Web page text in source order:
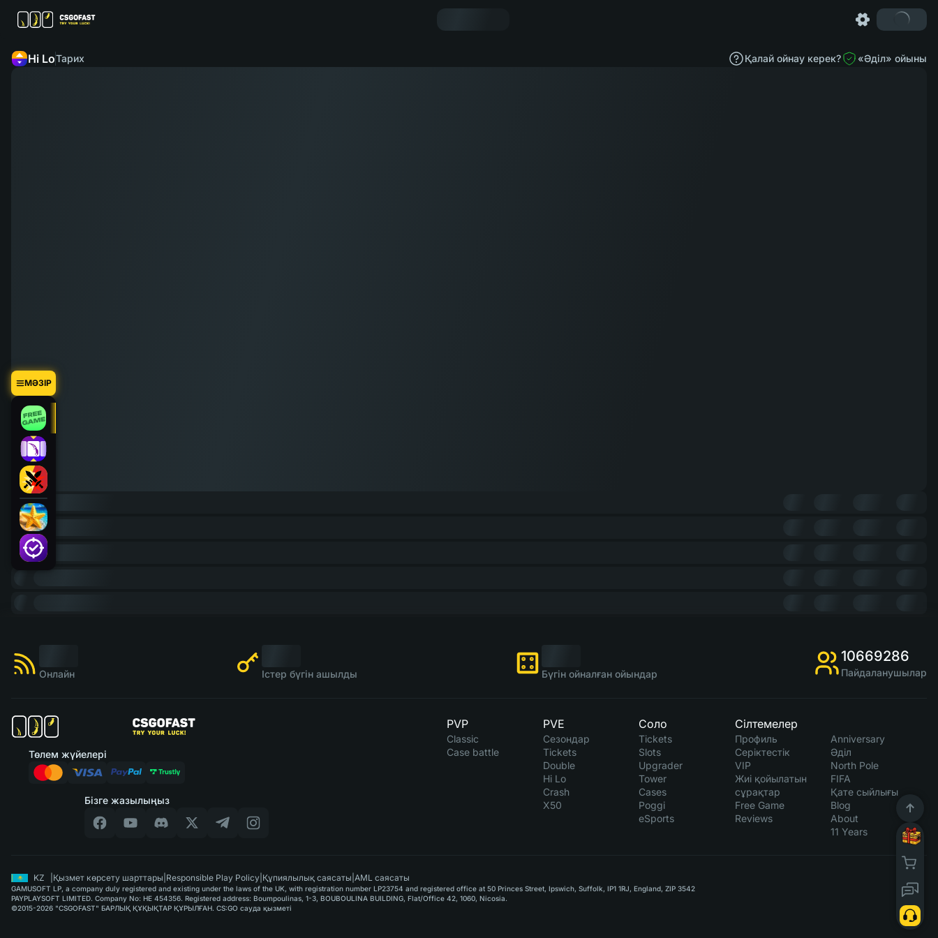
МӘЗІР
Hi LoТарих Қалай ойнау керек? «Әділ» ойыны
Онлайн Істер бүгін ашылды Бүгін ойналған ойындар
10669286
Пайдаланушылар
Бізге жазылыңыз
Төлем жүйелері
PVP
Classic
Case battle
PVE
Сезондар
Tickets
Double
Hi Lo
Crash
X50
Соло
Tickets
Slots
Upgrader
Tower
Cases
Poggi
eSports
Сілтемелер
Профиль
Серіктестік
VIP
Жиі қойылатын
сұрақтар
Free Game
Reviews
Anniversary
Әділ
North Pole
FIFA
Қате сыйлығы
Blog
About
11 Years
KZ Қызмет көрсету шарттары Responsible Play Policy Құпиялылық саясаты AML саясаты
GAMUSOFT LP, a company duly registered and existing under the laws of the UK, with registration number LP23754 and registered office at 50 Princes Street, Ipswich, Suffolk, IP1 1RJ, England, ZIP 3542
PAYPLAYSOFT LIMITED. Company No: HE 454356. Registered address: Boumpoulinas, 1-3, BOUBOULINA BUILDING, Flat/Office 42, 1060, Nicosia.
©2015-2026 "CSGOFAST" БАРЛЫҚ ҚҰҚЫҚТАР ҚҰРЫЛҒАН. CS:GO сауда қызметі